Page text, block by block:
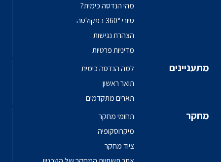
מהי הנדסה כימית?
סיורי 360° בפקולטה
הצהרת נגישות
מדיניות פרטיות
מתעניינים
למה הנדסה כימית
תואר ראשון
תארים מתקדמים
מחקר
תחומי מחקר
מיקרוסקופיה
ציוד מחקר